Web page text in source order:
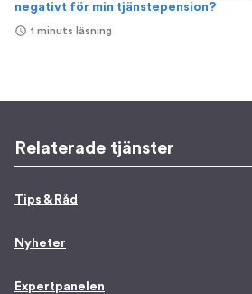
negativt för min tjänstepension?
1 minuts läsning
Relaterade tjänster
Tips & Råd
Nyheter
Expertpanelen